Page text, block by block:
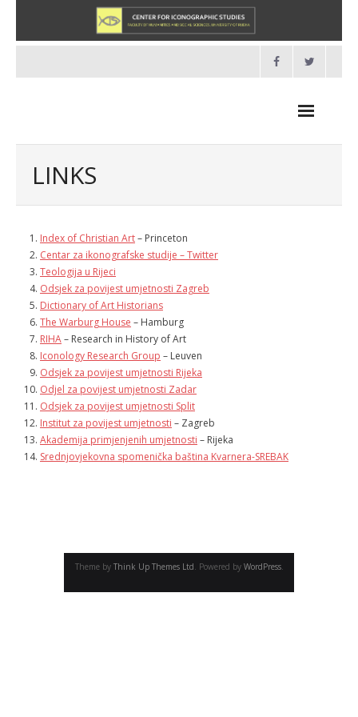
content
HOME
- About us
- Organisation
- - Academic program board
- - Collaborators
- Newsletter
CONFERENCE
- - Participants 2007
LINKS
Index of Christian Art– Princeton
Centar za ikonografske studije – Twitter
Teologija u Rijeci
Odsjek za povijest umjetnosti Zagreb
Dictionary of Art Historians
The Warburg House – Hamburg
RIHA– Research in History of Art
Iconology Research Group – Leuven
Odsjek za povijest umjetnosti Rijeka
Odjel za povijest umjetnosti Zadar
Odsjek za povijest umjetnosti Split
Institut za povijest umjetnosti – Zagreb
Akademija primjenjenih umjetnosti – Rijeka
Srednjovjekovna spomenička baština Kvarnera-SREBAK
Theme by Think Up Themes Ltd. Powered by WordPress.